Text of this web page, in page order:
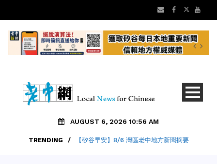
AUGUST 6, 2026 10:56 AM
TRENDING / 【矽谷早安】8/6 灣區老中地方新聞摘要